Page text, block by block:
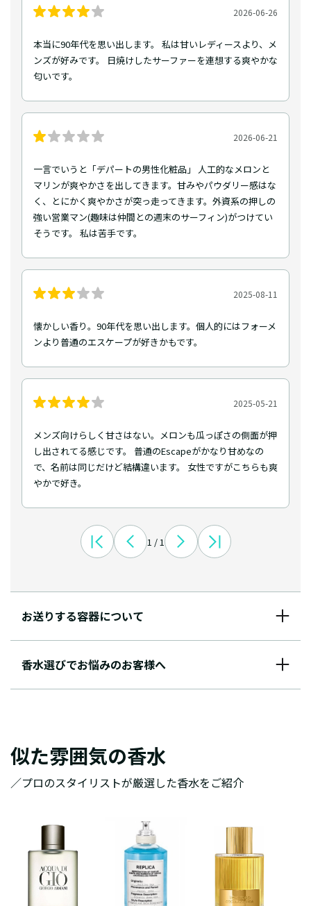
2026-06-26
本当に90年代を思い出します。 私は甘いレディースより、メ
ンズが好みです。 日焼けしたサーファーを連想する爽やかな
匂いです。
2026-06-21
一言でいうと「デパートの男性化粧品」 人工的なメロンと
マリンが爽やかさを出してきます。甘みやパウダリー感はな
く、とにかく爽やかさが突っ走ってきます。外資系の押しの
強い営業マン(趣味は仲間との週末のサーフィン)がつけてい
そうです。 私は苦手です。
2025-08-11
懐かしい香り。90年代を思い出します。個人的にはフォーメ
ンより普通のエスケープが好きかもです。
2025-05-21
メンズ向けらしく甘さはない。メロンも瓜っぽさの側面が押
し出されてる感じです。 普通のEscapeがかなり甘めなの
で、名前は同じだけど結構違います。 女性ですがこちらも爽
やかで好き。
1 / 1
お送りする容器について
香水選びでお悩みのお客様へ
似た雰囲気の香水
／プロのスタイリストが厳選した香水をご紹介